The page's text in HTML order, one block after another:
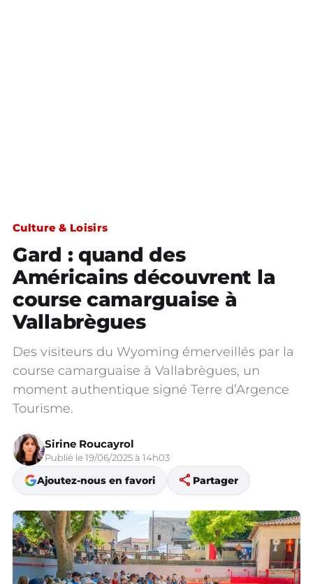
Culture & Loisirs
Gard : quand des
Américains découvrent la
course camarguaise à
Vallabrègues
Des visiteurs du Wyoming émerveillés par la
course camarguaise à Vallabrègues, un
moment authentique signé Terre d’Argence
Tourisme.
Sirine Roucayrol
Publié le 19/06/2025 à 14h03
Ajoutez-nous en favori share Partager